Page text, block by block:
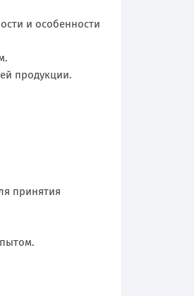
и особенности
продукции.
принятия